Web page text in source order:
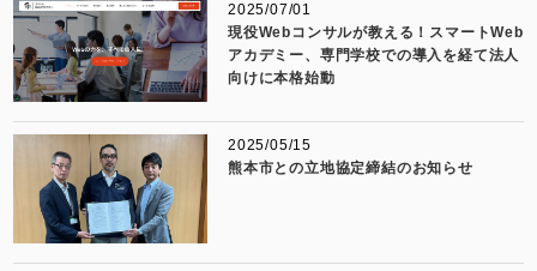
2025/07/01
現役Webコンサルが教える！スマートWeb
アカデミー、専門学校での導入を経て法人
向けに本格始動
2025/05/15
熊本市との立地協定締結のお知らせ